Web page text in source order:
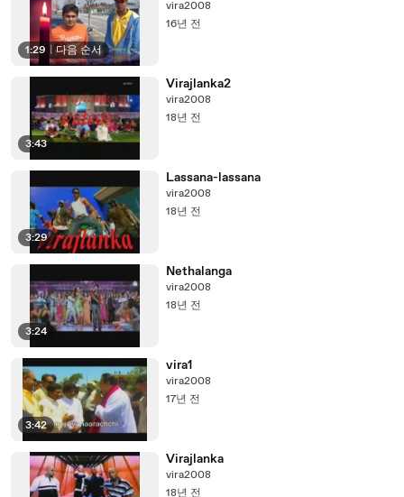
1:29 다음 순서
vira2008
16년 전
3:43
Virajlanka2
vira2008
18년 전
3:29
Lassana-lassana
vira2008
18년 전
3:24
Nethalanga
vira2008
18년 전
3:42
vira1
vira2008
17년 전
Virajlanka
vira2008
18년 전